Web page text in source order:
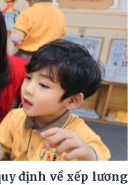
định về xếp lương